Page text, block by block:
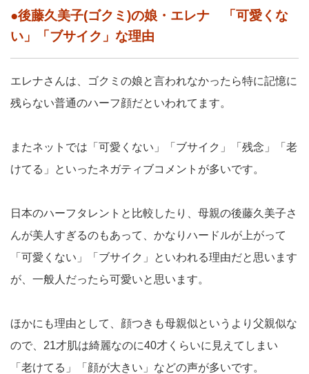
●後藤久美子(ゴクミ)の娘・エレナ 「可愛くな
い」「ブサイク」な理由
エレナさんは、ゴクミの娘と言われなかったら特に記憶に
残らない普通のハーフ顔だといわれてます。
またネットでは「可愛くない」「ブサイク」「残念」「老
けてる」といったネガティブコメントが多いです。
日本のハーフタレントと比較したり、母親の後藤久美子さ
んが美人すぎるのもあって、かなりハードルが上がって
「可愛くない」「ブサイク」といわれる理由だと思います
が、一般人だったら可愛いと思います。
ほかにも理由として、顔つきも母親似というより父親似な
ので、21才肌は綺麗なのに40才くらいに見えてしまい
「老けてる」「顔が大きい」などの声が多いです。